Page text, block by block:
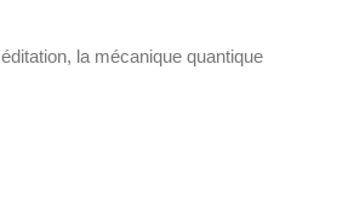
la mécanique quantique